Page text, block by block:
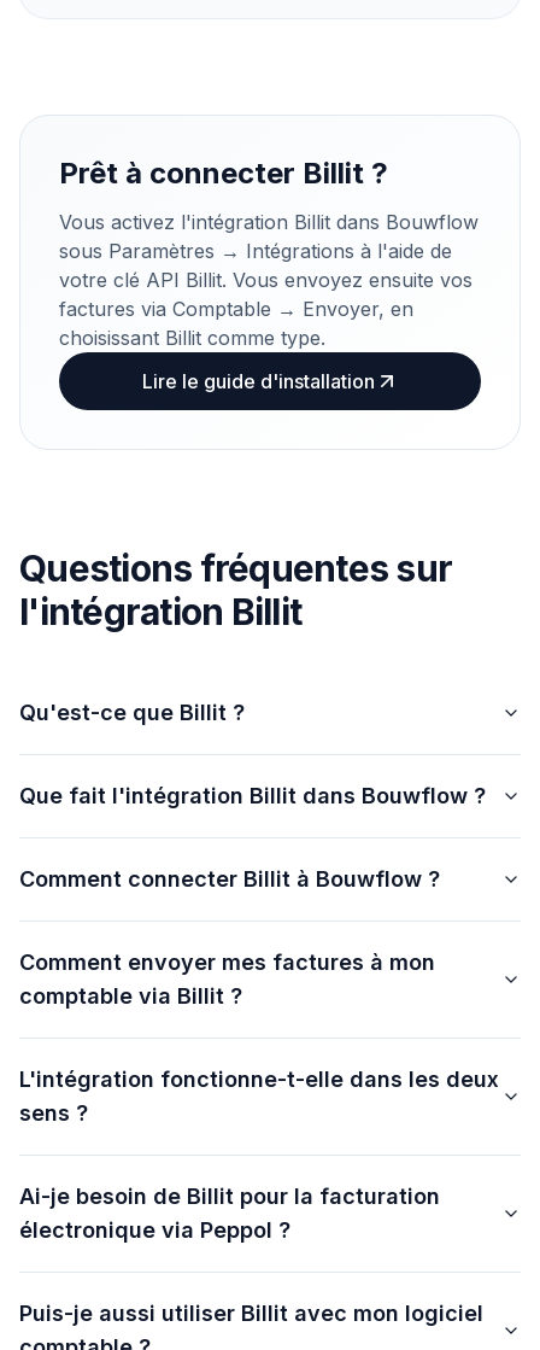
Prêt à connecter Billit ?
Vous activez l'intégration Billit dans Bouwflow
sous Paramètres → Intégrations à l'aide de
votre clé API Billit. Vous envoyez ensuite vos
factures via Comptable → Envoyer, en
choisissant Billit comme type.
Lire le guide d'installation
Questions fréquentes sur
l'intégration Billit
Qu'est-ce que Billit ?
Que fait l'intégration Billit dans Bouwflow ?
Comment connecter Billit à Bouwflow ?
Comment envoyer mes factures à mon
comptable via Billit ?
L'intégration fonctionne-t-elle dans les deux
sens ?
Ai-je besoin de Billit pour la facturation
électronique via Peppol ?
Puis-je aussi utiliser Billit avec mon logiciel